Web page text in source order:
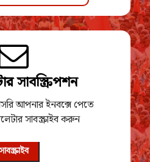
সাবস্ক্রিপশন
আপনার ইনবক্সে পেতে
সাবস্ক্রাইব করুন